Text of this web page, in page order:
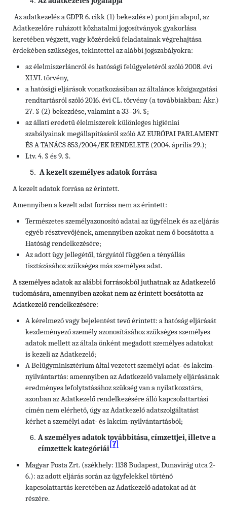
Az adatkezelés a GDPR 6. cikk (1) bekezdés e) pontján alapul, az
Adatkezelőre ruházott közhatalmi jogosítványok gyakorlása
keretében végzett, vagy közérdekű feladatainak végrehajtása
érdekében szükséges, tekintettel az alábbi jogszabályokra:
az élelmiszerláncról és hatósági felügyeletéről szóló 2008. évi
XLVI. törvény,
a hatósági eljárások vonatkozásában az általános közigazgatási
rendtartásról szóló 2016. évi CL. törvény (a továbbiakban: Ákr.)
27. § (2) bekezdése, valamint a 33–34. §;
az állati eredetű élelmiszerek különleges higiéniai
szabályainak megállapításáról szóló AZ EURÓPAI PARLAMENT
ÉS A TANÁCS 853/2004/EK RENDELETE (2004. április 29.);
Ltv. 4. § és 9. §.
A kezelt személyes adatok forrása
A kezelt adatok forrása az érintett.
Amennyiben a kezelt adat forrása nem az érintett:
Természetes személyazonosító adatai az ügyfélnek és az eljárás
egyéb résztvevőjének, amennyiben azokat nem ő bocsátotta a
Hatóság rendelkezésére;
Az adott ügy jellegétől, tárgyától függően a tényállás
tisztázásához szükséges más személyes adat.
A személyes adatok az alábbi forrásokból juthatnak az Adatkezelő
tudomására, amennyiben azokat nem az érintett bocsátotta az
Adatkezelő rendelkezésére:
A kérelmező vagy bejelentést tevő érintett: a hatóság eljárását
kezdeményező személy azonosításához szükséges személyes
adatok mellett az általa önként megadott személyes adatokat
is kezeli az Adatkezelő;
A Belügyminisztérium által vezetett személyi adat- és lakcím-
nyilvántartás: amennyiben az Adatkezelő valamely eljárásának
eredményes lefolytatásához szükség van a nyilatkozatára,
azonban az Adatkezelő rendelkezésére álló kapcsolattartási
címén nem elérhető, úgy az Adatkezelő adatszolgáltatást
kérhet a személyi adat- és lakcím-nyilvántartásból;
A személyes adatok továbbítása, címzettjei, illetve a
címzettek kategóriái
[7]
Magyar Posta Zrt. (székhely: 1138 Budapest, Dunavirág utca 2-
6.): az adott eljárás során az ügyfelekkel történő
kapcsolattartás keretében az Adatkezelő adatokat ad át
részére.